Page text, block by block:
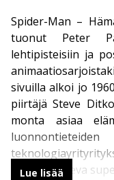
Spider-Man –
tuonut Peter
lehtipisteisiin ja
sivuilla alkoi jo
piirtäjä Steve
monta asiaa
seittisinkoileva
Lue lisää